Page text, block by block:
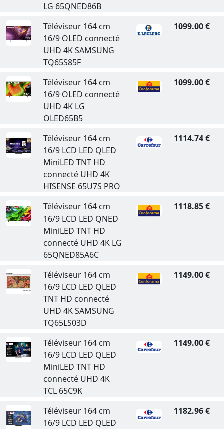
LG 65QNED86B
Téléviseur 164 cm
16/9 OLED connecté
UHD 4K SAMSUNG
TQ65S85F
1099.00 €
Téléviseur 164 cm
16/9 OLED connecté
UHD 4K LG
OLED65B5
1099.00 €
Téléviseur 164 cm
16/9 LCD LED QLED
MiniLED TNT HD
connecté UHD 4K
HISENSE 65U7S PRO
1114.74 €
Téléviseur 164 cm
16/9 LCD LED QNED
MiniLED TNT HD
connecté UHD 4K LG
65QNED85A6C
1118.85 €
Téléviseur 164 cm
16/9 LCD LED QLED
TNT HD connecté
UHD 4K SAMSUNG
TQ65LS03D
1149.00 €
Téléviseur 164 cm
16/9 LCD LED QLED
MiniLED TNT HD
connecté UHD 4K
TCL 65C9K
1149.00 €
Téléviseur 164 cm
16/9 LCD LED QLED
1182.96 €